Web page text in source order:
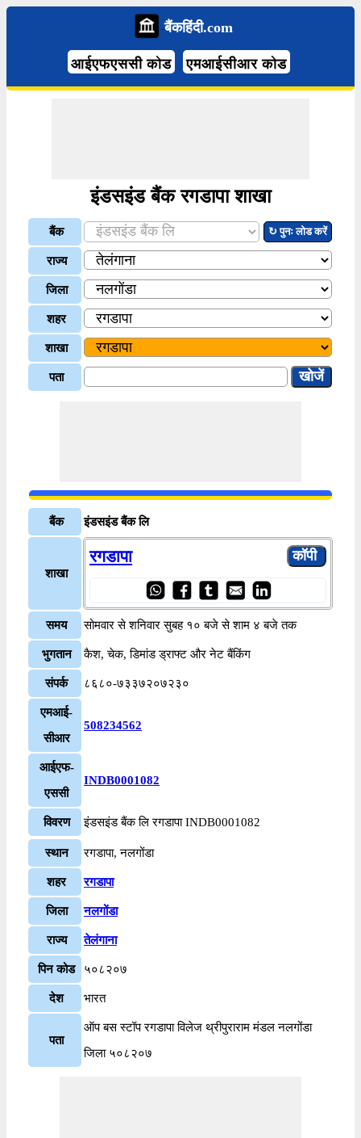
बैंकहिंदी.com
आईएफएससी कोड एमआईसीआर कोड
इंडसइंड बैंक रगडापा शाखा
बैंक ↻ पुनः लोड करें
राज्य
जिला
शहर
शाखा
पता
बैंक इंडसइंड बैंक लि
शाखा
रगडापा
समय सोमवार से शनिवार सुबह १० बजे से शाम ४ बजे तक
भुगतान कैश, चेक, डिमांड ड्राफ्ट और नेट बैंकिंग
संपर्क ८६८०-७३३७२०७२३०
एमआई-
सीआर
508234562
आईएफ-
एससी
INDB0001082
विवरण इंडसइंड बैंक लि रगडापा INDB0001082
स्थान रगडापा, नलगोंडा
शहर रगडापा
जिला नलगोंडा
राज्य तेलंगाना
पिन कोड ५०८२०७
देश भारत
पता
ऑप बस स्टॉप रगडापा विलेज थ्रीपुराराम मंडल नलगोंडा
जिला ५०८२०७